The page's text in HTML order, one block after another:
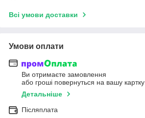
Всі умови доставки
Умови оплати
Ви отримаєте замовлення
або гроші повернуться на вашу картку
Детальніше
Післяплата